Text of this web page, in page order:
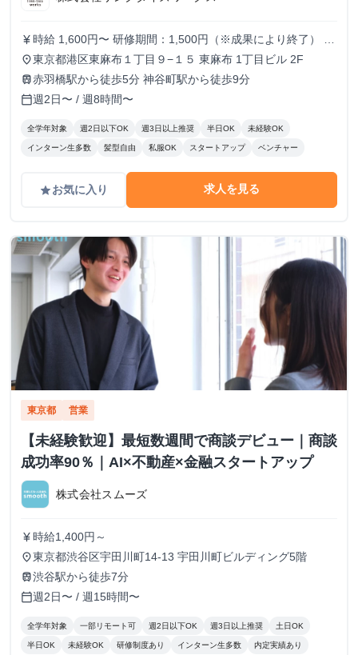
currency_yen 時給 1,600円〜 研修期間：1,500円（※成果により終了） 研
修終了後：1,600円～ ＼アポ獲得によるインセンティブあり
／ 1件〜10件：10,000円 11件〜20件：20,000円 ※毎月獲
得件数の計算はリセットされます 給与モデル ■月48時間稼
働、アポ10件の場合：176,800円 内訳：48時間×時給1,600
円＋10件×インセンティブ10,000円 ■月80時間稼働、アポ20
place東京都港区東麻布１丁目９−１５ 東麻布 1丁目ビル 2F
train赤羽橋駅から徒歩5分 神谷町駅から徒歩9分
calendar_today週2日〜 / 週8時間〜
全学年対象 週2日以下OK 週3日以上推奨 半日OK 未経験OK
インターン生多数 髪型自由 私服OK スタートアップ ベンチャー
gradeお気に入り 求人を見る
東京都 営業
【未経験歓迎】最短数週間で商談デビュー｜商談
成功率90％｜AI×不動産×金融スタートアップ
株式会社スムーズ
currency_yen 時給1,400円～
place東京都渋谷区宇田川町14-13 宇田川町ビルディング5階
train渋谷駅から徒歩7分
calendar_today週2日〜 / 週15時間〜
全学年対象 一部リモート可 週2日以下OK 週3日以上推奨 土日OK
半日OK 未経験OK 研修制度あり インターン生多数 内定実績あり